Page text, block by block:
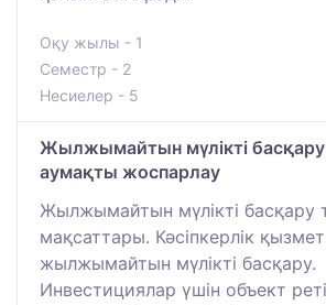
Оқу жылы - 1
Семестр - 2
Несиелер - 5
Жылжымайтын мүлікті
аумақты жоспарлау
Жылжымайтын мүлікті басқару
мақсаттары. Кәсіпкерлік
жылжымайтын мүлікті басқару.
Инвестициялар үшін объект